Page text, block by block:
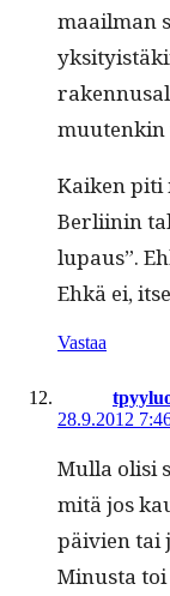
maail­man
Kaiken piti
Berli­inin
lupaus”.
Ehkä ei,
Vastaa
28.9.2012
Mul­la olisi
mitä jos
päivien tai
Minus­ta